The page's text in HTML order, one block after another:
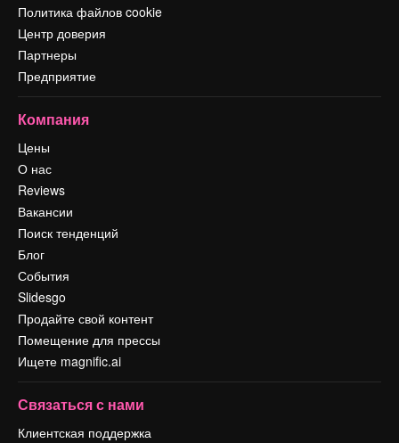
Политика файлов cookie
Центр доверия
Партнеры
Предприятие
Компания
Цены
О нас
Reviews
Вакансии
Поиск тенденций
Блог
События
Slidesgo
Продайте свой контент
Помещение для прессы
Ищете magnific.ai
Связаться с нами
Клиентская поддержка